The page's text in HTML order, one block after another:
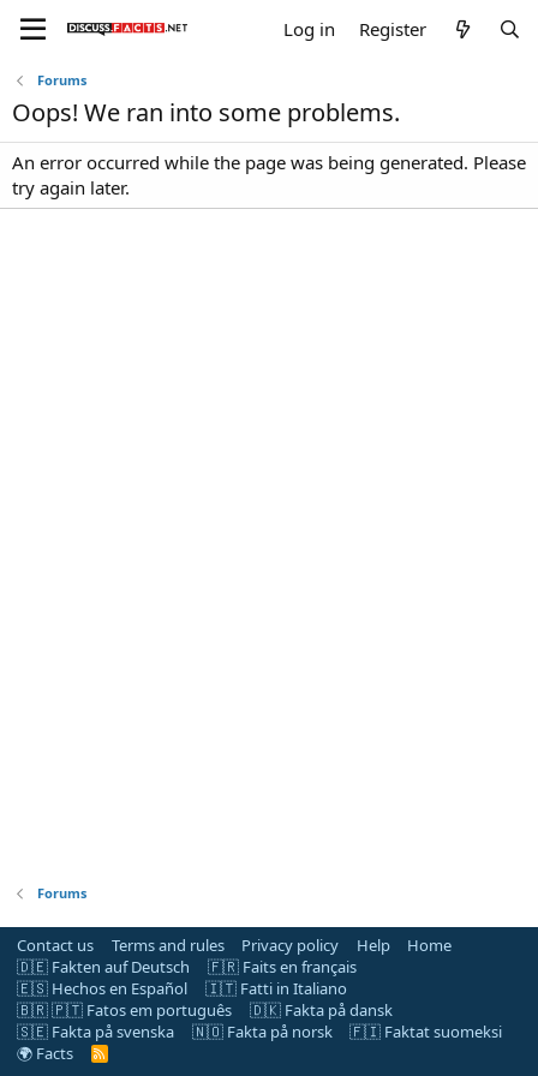
Log in Register
Forums
Oops! We ran into some problems.
An error occurred while the page was being generated. Please
try again later.
Forums
Contact us Terms and rules Privacy policy Help
Home
🇩🇪 Fakten auf Deutsch
🇫🇷 Faits en français
🇪🇸 Hechos en Español
🇮🇹 Fatti in Italiano
🇧🇷 🇵🇹 Fatos em português
🇩🇰 Fakta på dansk
🇸🇪 Fakta på svenska
🇳🇴 Fakta på norsk
🇫🇮 Faktat suomeksi
🌍 Facts
R